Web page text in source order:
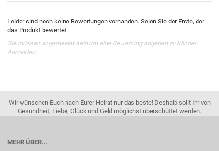
Leider sind noch keine Bewertungen vorhanden. Seien Sie der Erste, der
das Produkt bewertet.
Sie müssen angemeldet sein um eine Bewertung abgeben zu können.
Anmelden
Wir wünschen Euch nach Eurer Heirat nur das beste! Deshalb sollt Ihr von
Gesundheit, Liebe, Glück und Geld möglichst überschüttet werden.
MEHR ÜBER...